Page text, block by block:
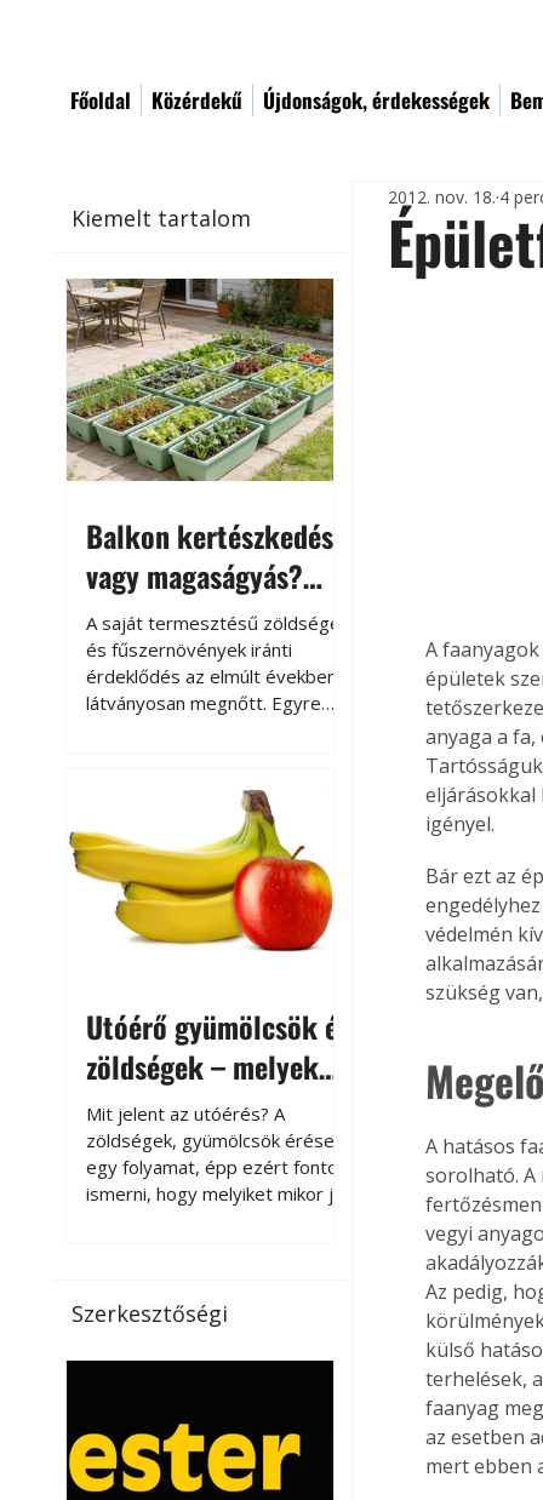
Főoldal Közérdekű Újdonságok, érdekességek
Kiemelt tartalom
Balkon kertészkedés
vagy magaságyás?
Helytakarékos
kertészkedés
A saját termesztésű zöldségek
és fűszernövények iránti
érdeklődés az elmúlt években
látványosan megnőtt. Egyre
kertészkedés sokak számára
kikapcsolódást és feltöltődést
is jelent.
Utóérő gyümölcsök és
zöldségek – melyek
érnek tovább leszedés
után?
Mit jelent az utóérés? A
zöldségek, gyümölcsök érése
egy folyamat, épp ezért fontos
ismerni, hogy melyiket mikor jó
paradicsomot sokszor
gazdasági érettségben, azaz
Utóérik eközben, de nem lesz
olyan ízű, mint amit a saját
kertünkben, biológiai
Szerkesztőségi
2012. nov. 18. 4
A
épületek
anyaga a
eljárásokkal
igényel.
Bár ezt az
védelmén
szükség
A hatásos
sorolható. A
vegyi
Az pedig,
külső
terhelések,
faanyag
az esetben
mert ebben